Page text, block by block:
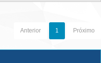
Anterior 1 Próximo